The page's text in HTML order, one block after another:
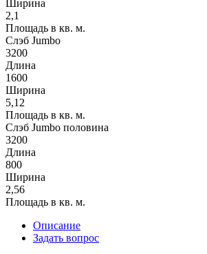
Ширина
2,1
Площадь в кв. м.
Слэб Jumbo
3200
Длина
1600
Ширина
5,12
Площадь в кв. м.
Слэб Jumbo половина
3200
Длина
800
Ширина
2,56
Площадь в кв. м.
Описание
Задать вопрос